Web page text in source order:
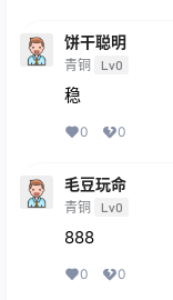
饼干聪明
青铜 Lv0
稳
0 0
毛豆玩命
青铜 Lv0
888
0 0